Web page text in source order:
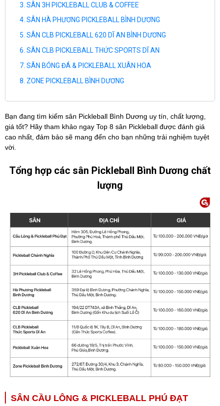
SÂN 3H PICKLEBALL CLUB & COFFEE
SÂN HÀ PHƯƠNG PICKLEBALL BÌNH DƯƠNG
SÂN CLB PICKLEBALL 620 DĨ AN BÌNH DƯƠNG
SÂN CLB PICKLEBALL THỨC SPORTS DĨ AN
SÂN BÓNG ĐÁ & PICKLEBALL XUÂN HOA
ZONE PICKLEBALL BÌNH DƯƠNG
Bạn đang tìm kiếm sân Pickleball Bình Dương uy tín, chất lượng,
giá tốt? Hãy tham khảo ngay Top 8 sân Pickleball được đánh giá
cao nhất, đảm bảo sẽ mang đến cho bạn những trải nghiệm tuyệt
vời.
Tổng hợp các sân Pickleball Bình Dương chất
lượng
SÂN CẦU LÔNG & PICKLEBALL PHÚ ĐẠT